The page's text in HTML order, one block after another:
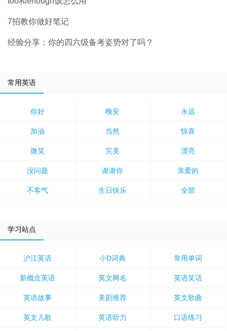
7招教你做好笔记
经验分享：你的四六级备考姿势对了吗？
常用英语
你好 晚安 永远
加油 当然 惊喜
微笑 完美 漂亮
没问题 谢谢你 亲爱的
不客气 生日快乐 全部
学习站点
沪江英语 小D词典 常用单词
新概念英语 英文网名 英语笑话
英语故事 美剧推荐 英文歌曲
英文儿歌 英语听力 口语练习